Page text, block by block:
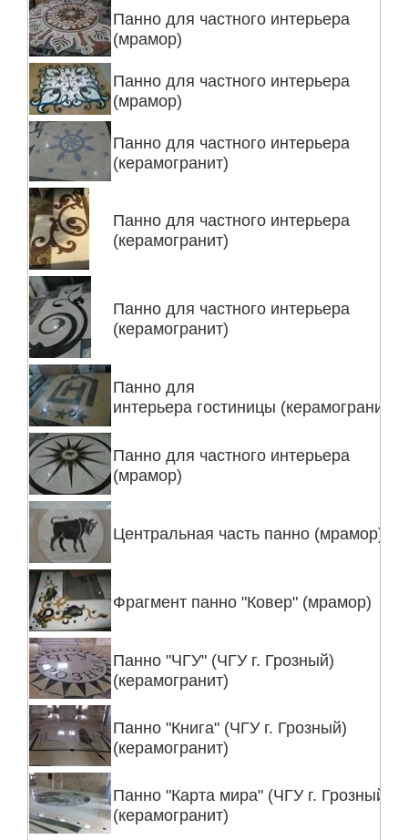
Панно для частного интерьера
(мрамор)
Панно для частного интерьера
(мрамор)
Панно для частного интерьера
(керамогранит)
Панно для частного интерьера
(керамогранит)
Панно для частного интерьера
(керамогранит)
Панно для
интерьера гостиницы (керамогранит)
Панно для частного интерьера
(мрамор)
Центральная часть панно (мрамор)
Фрагмент панно "Ковер" (мрамор)
Панно "ЧГУ" (ЧГУ г. Грозный)
(керамогранит)
Панно "Книга" (ЧГУ г. Грозный)
(керамогранит)
Панно "Карта мира" (ЧГУ г. Грозный)
(керамогранит)